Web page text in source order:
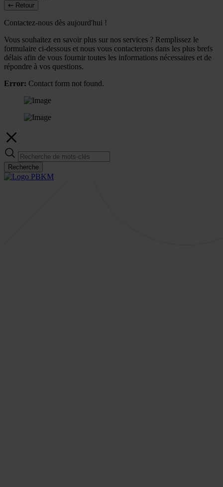
Retour
Contactez-nous dès aujourd'hui !
Vous souhaitez en savoir plus sur nos services ? Remplissez le
formulaire ci-dessous et nous vous contacterons dans les plus brefs
délais afin de vous fournir toutes les informations nécessaires et de
répondre à vos questions.
Error: Contact form not found.
Recherche